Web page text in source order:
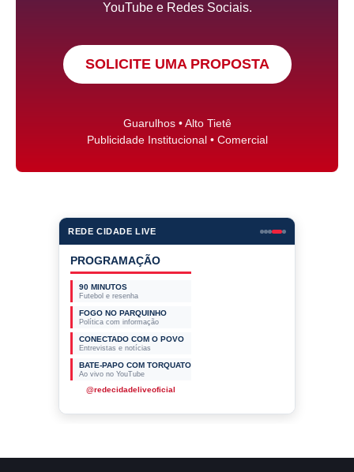
YouTube e Redes Sociais.
SOLICITE UMA PROPOSTA
Guarulhos • Alto Tietê
Publicidade Institucional • Comercial
REDE CIDADE LIVE
PROGRAMAÇÃO
90 MINUTOS
Futebol e resenha
FOGO NO PARQUINHO
Política com informação
CONECTADO COM O POVO
Entrevistas e notícias
BATE-PAPO COM TORQUATO
Ao vivo no YouTube
@redecidadeliveoficial